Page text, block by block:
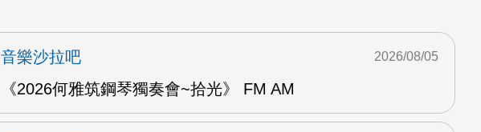
音樂沙拉吧
《2026何雅筑鋼琴獨奏會~拾光》 FM AM
2026/08/05